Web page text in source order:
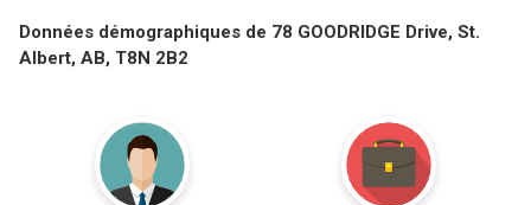
Données démographiques de 78 GOODRIDGE Drive, St.
Albert, AB, T8N 2B2